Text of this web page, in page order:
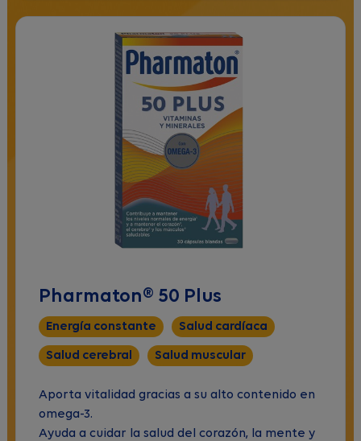
Pharmaton® 50 Plus
Energía constante Salud cardíaca
Salud cerebral Salud muscular
Aporta vitalidad gracias a su alto contenido en
omega-3.
Ayuda a cuidar la salud del corazón, la mente y